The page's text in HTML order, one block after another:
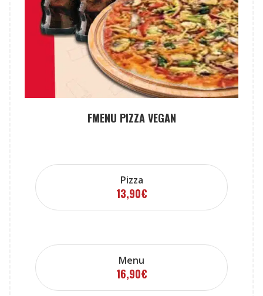
FMENU PIZZA VEGAN
Pizza
13,90€
Menu
16,90€